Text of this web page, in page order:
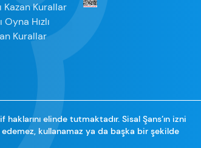
Kazan Kurallar
Oyna Hızlı
Kurallar
elinde tutmaktadır. Sisal Şans’ın izni
kullanamaz ya da başka bir şekilde